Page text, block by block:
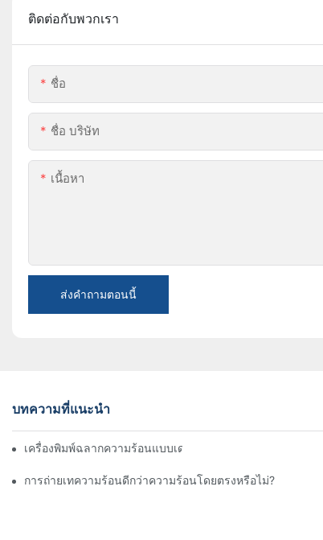
ติดต่อกับพวกเรา
ชื่อ
ชื่อ บริษัท
เนื้อหา
ส่งคำถามตอนนี้
บทความที่แนะนำ
เครื่องพิมพ์ฉลากความร้อนแบบเดสก์ท็อปมีหน่วยความจำหรือไม่
การถ่ายเทความร้อนดีกว่าความร้อนโดยตรงหรือไม่?